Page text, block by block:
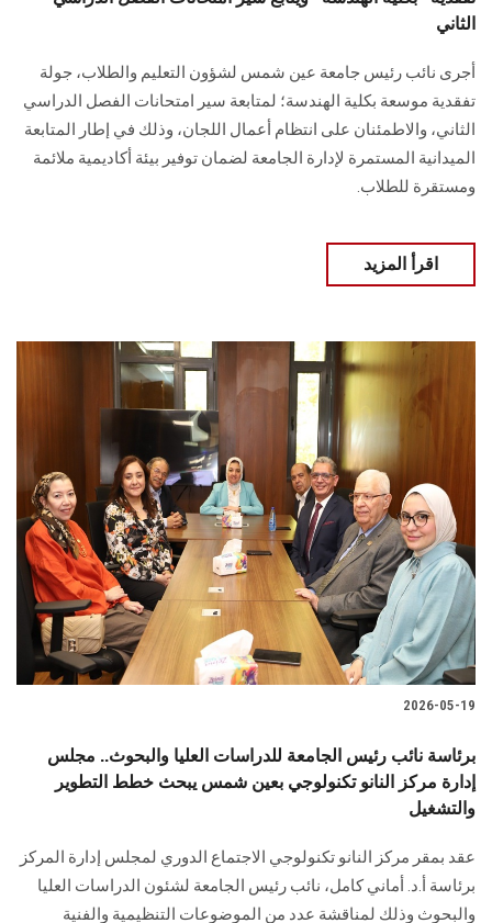
الثاني
أجرى نائب رئيس جامعة عين شمس لشؤون التعليم والطلاب، جولة
تفقدية موسعة بكلية الهندسة؛ لمتابعة سير امتحانات الفصل الدراسي
الثاني، والاطمئنان على انتظام أعمال اللجان، وذلك في إطار المتابعة
الميدانية المستمرة لإدارة الجامعة لضمان توفير بيئة أكاديمية ملائمة
ومستقرة للطلاب.
اقرأ المزيد
2026-05-19
برئاسة نائب رئيس الجامعة للدراسات العليا والبحوث.. مجلس
إدارة مركز النانو تكنولوجي بعين شمس يبحث خطط التطوير
والتشغيل
عقد بمقر مركز النانو تكنولوجي الاجتماع الدوري لمجلس إدارة المركز
برئاسة أ.د. أماني كامل، نائب رئيس الجامعة لشئون الدراسات العليا
والبحوث وذلك لمناقشة عدد من الموضوعات التنظيمية والفنية